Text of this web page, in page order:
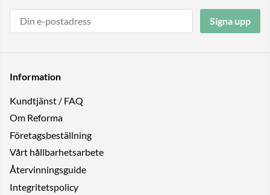
Signa upp
Information
Kundtjänst / FAQ
Om Reforma
Företagsbeställning
Vårt hållbarhetsarbete
Återvinningsguide
Integritetspolicy